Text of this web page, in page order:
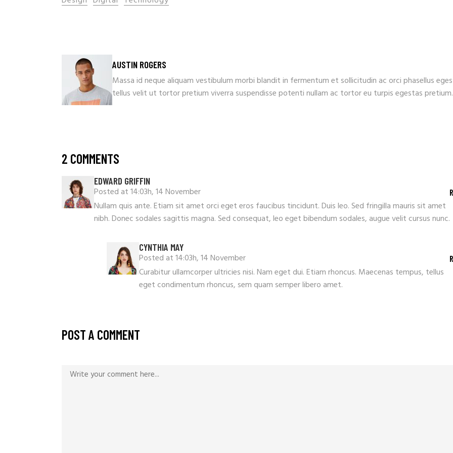
AUSTIN ROGERS
Massa id neque aliquam vestibulum morbi blandit in fermentum et sollicitudin ac orci phasellus
tellus velit ut tortor pretium viverra suspendisse potenti nullam ac tortor eu turpis egestas pretium.
2 COMMENTS
EDWARD GRIFFIN
Posted at 14:03h, 14 November
Nullam quis ante. Etiam sit amet orci eget eros faucibus tincidunt. Duis leo. Sed fringilla mauris sit amet
nibh. Donec sodales sagittis magna. Sed consequat, leo eget bibendum sodales, augue velit cursus nunc.
CYNTHIA MAY
Posted at 14:03h, 14 November
Curabitur ullamcorper ultricies nisi. Nam eget dui. Etiam rhoncus. Maecenas tempus, tellus
eget condimentum rhoncus, sem quam semper libero amet.
POST A COMMENT